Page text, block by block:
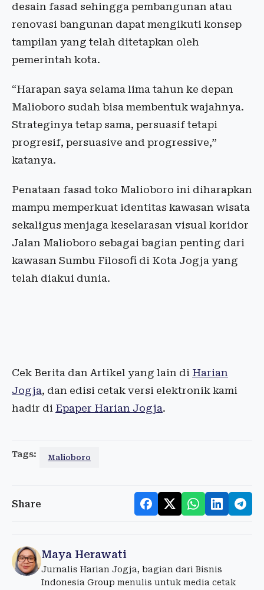
desain fasad sehingga pembangunan atau
renovasi bangunan dapat mengikuti konsep
tampilan yang telah ditetapkan oleh
pemerintah kota.
“Harapan saya selama lima tahun ke depan
Malioboro sudah bisa membentuk wajahnya.
Strateginya tetap sama, persuasif tetapi
progresif, persuasive and progressive,”
katanya.
Penataan fasad toko Malioboro ini diharapkan
mampu memperkuat identitas kawasan wisata
sekaligus menjaga keselarasan visual koridor
Jalan Malioboro sebagai bagian penting dari
kawasan Sumbu Filosofi di Kota Jogja yang
telah diakui dunia.
Cek Berita dan Artikel yang lain di Harian
Jogja, dan edisi cetak versi elektronik kami
hadir di Epaper Harian Jogja.
Tags: Malioboro
Share
Maya Herawati
Jurnalis Harian Jogja, bagian dari Bisnis
Indonesia Group menulis untuk media cetak